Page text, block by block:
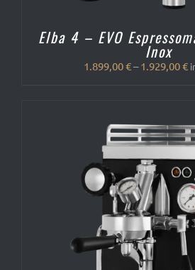
Elba 4 – EVO
Inox
1.899,00€–1.929,00€